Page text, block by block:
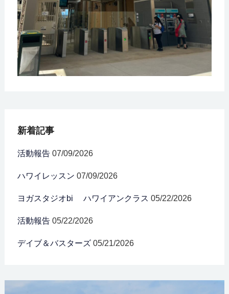
新着記事
活動報告 07/09/2026
ハワイレッスン 07/09/2026
ヨガスタジオbi ハワイアンクラス 05/22/2026
活動報告 05/22/2026
デイブ＆バスターズ 05/21/2026